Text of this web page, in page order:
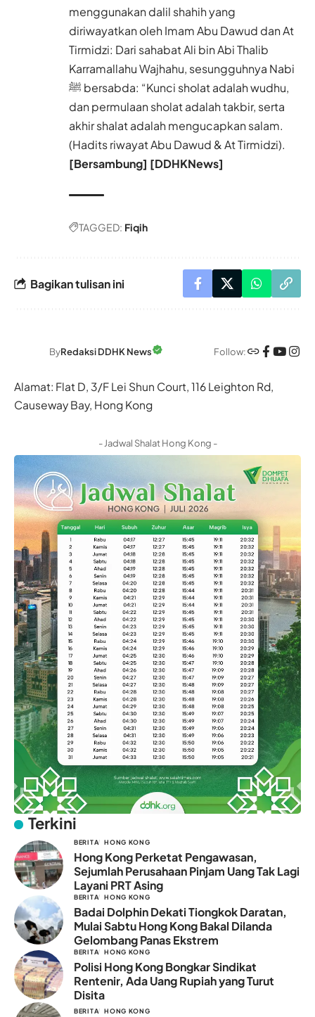
menggunakan dalil shahih yang
diriwayatkan oleh Imam Abu Dawud dan At
Tirmidzi: Dari sahabat Ali bin Abi Thalib
Karramallahu Wajhahu, sesungguhnya Nabi
ﷺ bersabda: “Kunci sholat adalah wudhu,
dan permulaan sholat adalah takbir, serta
akhir shalat adalah mengucapkan salam.
(Hadits riwayat Abu Dawud & At Tirmidzi).
[Bersambung] [DDHKNews]
TAGGED: Fiqih
Bagikan tulisan ini
ByRedaksi DDHK News Follow:
Alamat: Flat D, 3/F Lei Shun Court, 116 Leighton Rd,
Causeway Bay, Hong Kong
- Jadwal Shalat Hong Kong -
Terkini
BERITA HONG KONG
Hong Kong Perketat Pengawasan,
Sejumlah Perusahaan Pinjam Uang Tak Lagi
Layani PRT Asing
BERITA HONG KONG
Badai Dolphin Dekati Tiongkok Daratan,
Mulai Sabtu Hong Kong Bakal Dilanda
Gelombang Panas Ekstrem
BERITA HONG KONG
Polisi Hong Kong Bongkar Sindikat
Rentenir, Ada Uang Rupiah yang Turut
Disita
BERITA HONG KONG